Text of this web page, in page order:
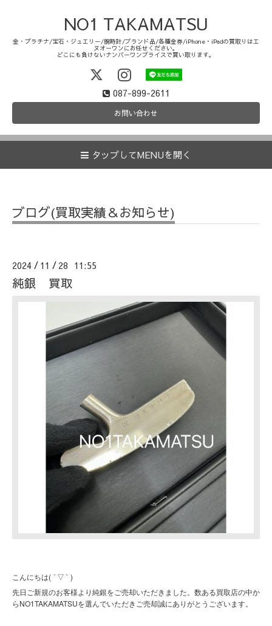
NO1 TAKAMATSU
金・プラチナ/宝石・ジュエリー/腕時計/ブランド品/各種金券/iPhone・iPadの買取りはエ
ヌオーワンにお任せください。
どこにも負けないナンバーワンプライスで買い取ります。
087-899-2611
お問い合わせ
タップしてMENUを開く
ブログ(買取実績＆お知らせ)
2024 / 11 / 28 11:55
純銀 買取
こんにちは( ´ ▽ ` )
先日ご新規のお客様より純銀をご売却いただきました。数ある買取店の中か
らNO1TAKAMATSUを選んでいただきご売却誠にありがとうございます。